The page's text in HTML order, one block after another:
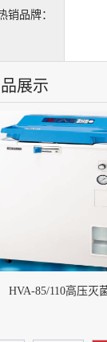
销品牌：
展示
HVA-85/110高压灭